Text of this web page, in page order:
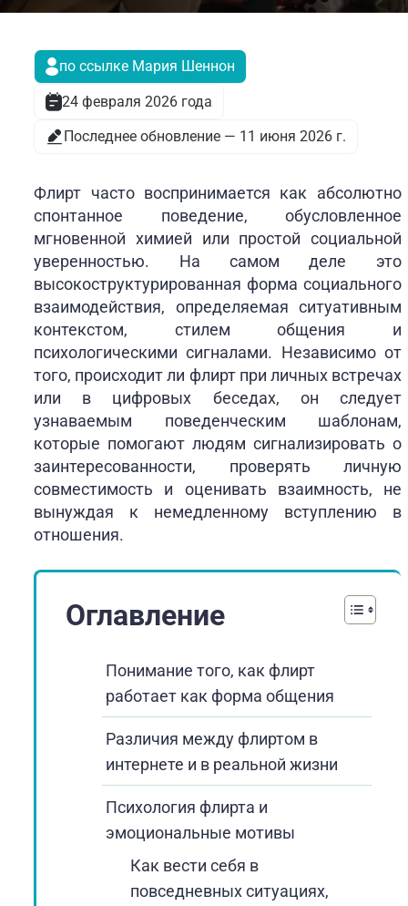
по ссылке Мария Шеннон
24 февраля 2026 года
Последнее обновление — 11 июня 2026 г.
Флирт часто воспринимается как абсолютно
спонтанное поведение, обусловленное
мгновенной химией или простой социальной
уверенностью. На самом деле это
высокоструктурированная форма социального
взаимодействия, определяемая ситуативным
контекстом, стилем общения и
психологическими сигналами. Независимо от
того, происходит ли флирт при личных встречах
или в цифровых беседах, он следует
узнаваемым поведенческим шаблонам,
которые помогают людям сигнализировать о
заинтересованности, проверять личную
совместимость и оценивать взаимность, не
вынуждая к немедленному вступлению в
отношения.
Оглавление
Понимание того, как флирт
работает как форма общения
Различия между флиртом в
интернете и в реальной жизни
Психология флирта и
эмоциональные мотивы
Как вести себя в
повседневных ситуациях,